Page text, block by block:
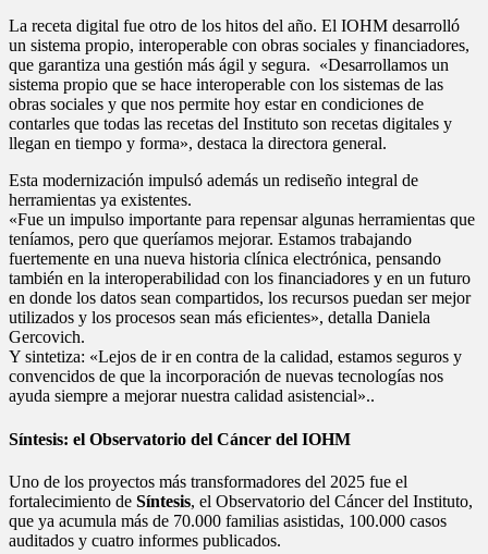
La receta digital fue otro de los hitos del año. El IOHM desarrolló
un sistema propio, interoperable con obras sociales y financiadores,
que garantiza una gestión más ágil y segura. «Desarrollamos un
sistema propio que se hace interoperable con los sistemas de las
obras sociales y que nos permite hoy estar en condiciones de
contarles que todas las recetas del Instituto son recetas digitales y
llegan en tiempo y forma», destaca la directora general.
Esta modernización impulsó además un rediseño integral de
herramientas ya existentes.
«Fue un impulso importante para repensar algunas herramientas que
teníamos, pero que queríamos mejorar. Estamos trabajando
fuertemente en una nueva historia clínica electrónica, pensando
también en la interoperabilidad con los financiadores y en un futuro
en donde los datos sean compartidos, los recursos puedan ser mejor
utilizados y los procesos sean más eficientes», detalla Daniela
Gercovich.
Y sintetiza: «Lejos de ir en contra de la calidad, estamos seguros y
convencidos de que la incorporación de nuevas tecnologías nos
ayuda siempre a mejorar nuestra calidad asistencial»..
Síntesis: el Observatorio del Cáncer del IOHM
Uno de los proyectos más transformadores del 2025 fue el
fortalecimiento de Síntesis, el Observatorio del Cáncer del Instituto,
que ya acumula más de 70.000 familias asistidas, 100.000 casos
auditados y cuatro informes publicados.